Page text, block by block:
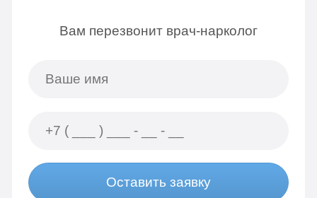
Вам перезвонит врач-нарколог
Оставить заявку